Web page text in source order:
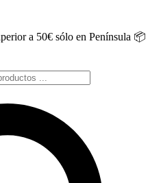
a 50€ sólo en Península 📦